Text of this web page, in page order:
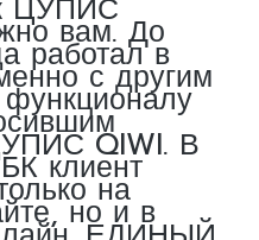
ЦУПИС
вам. До
работал в
с другим
QIWI. В
клиент
на
но и в